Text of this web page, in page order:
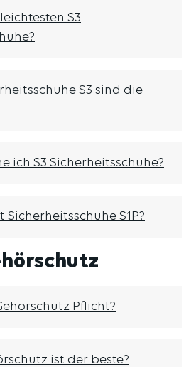
S3
S3 sind die
ich S3 Sicherheitsschuhe?
S1P?
Pflicht?
ist der beste?